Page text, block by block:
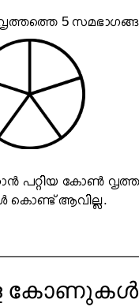
കോണുകൾ